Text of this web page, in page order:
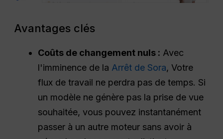
Avantages clés
Coûts de changement nuls : Avec
l'imminence de la Arrêt de Sora, Votre
flux de travail ne perdra pas de temps. Si
un modèle ne génère pas la prise de vue
souhaitée, vous pouvez instantanément
passer à un autre moteur sans avoir à